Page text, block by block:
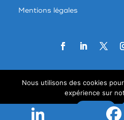
Mentions légales
Agence web: 33 francs
Nous utilisons des cookies
expérience sur
Accepter